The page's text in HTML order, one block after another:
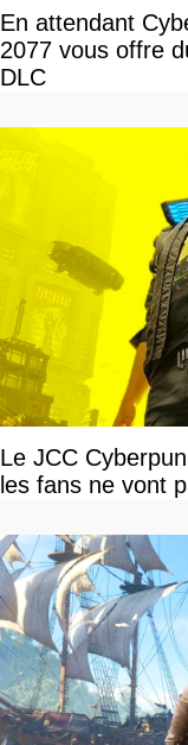
En attendant
2077 vous offre
DLC
Le JCC
les fans ne vont